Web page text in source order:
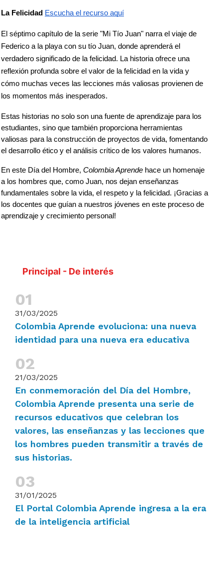
La Felicidad Escucha el recurso aquí
El séptimo capítulo de la serie "Mi Tío Juan" narra el viaje de
Federico a la playa con su tío Juan, donde aprenderá el
verdadero significado de la felicidad. La historia ofrece una
reflexión profunda sobre el valor de la felicidad en la vida y
cómo muchas veces las lecciones más valiosas provienen de
los momentos más inesperados.
Estas historias no solo son una fuente de aprendizaje para los
estudiantes, sino que también proporciona herramientas
valiosas para la construcción de proyectos de vida, fomentando
el desarrollo ético y el análisis crítico de los valores humanos.
En este Día del Hombre, Colombia Aprende hace un homenaje
a los hombres que, como Juan, nos dejan enseñanzas
fundamentales sobre la vida, el respeto y la felicidad. ¡Gracias a
los docentes que guían a nuestros jóvenes en este proceso de
aprendizaje y crecimiento personal!
Principal - De interés
31/03/2025
Colombia Aprende evoluciona: una nueva
identidad para una nueva era educativa
21/03/2025
En conmemoración del Día del Hombre,
Colombia Aprende presenta una serie de
recursos educativos que celebran los
valores, las enseñanzas y las lecciones que
los hombres pueden transmitir a través de
sus historias.
31/01/2025
El Portal Colombia Aprende ingresa a la era
de la inteligencia artificial